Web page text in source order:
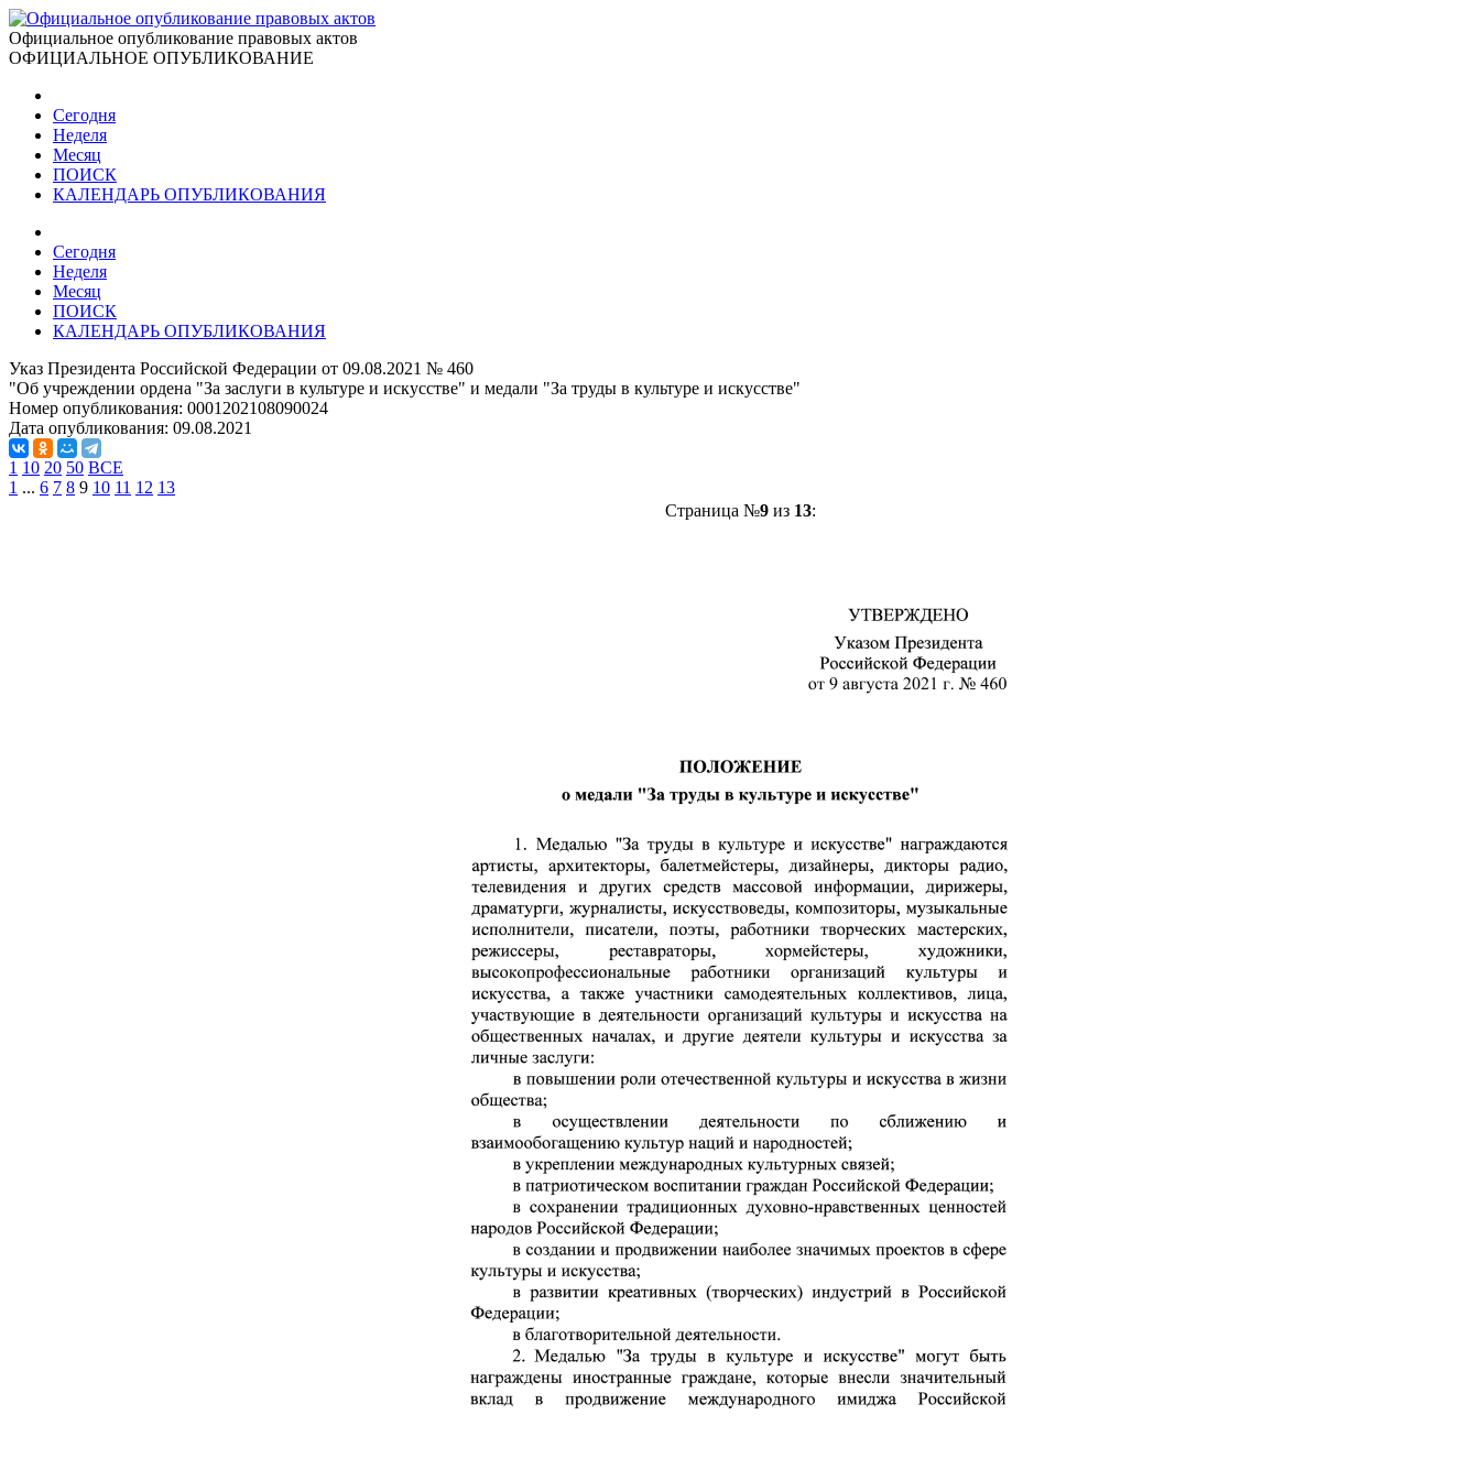
Официальное опубликование правовых актов
ОФИЦИАЛЬНОЕ ОПУБЛИКОВАНИЕ
Сегодня
Неделя
Месяц
ПОИСК
КАЛЕНДАРЬ ОПУБЛИКОВАНИЯ
Сегодня
Неделя
Месяц
ПОИСК
КАЛЕНДАРЬ ОПУБЛИКОВАНИЯ
Указ Президента Российской Федерации от 09.08.2021 № 460
"Об учреждении ордена "За заслуги в культуре и искусстве" и медали "За труды в культуре и искусстве"
Номер опубликования: 0001202108090024
Дата опубликования: 09.08.2021
1 10 20 50 ВСЕ
1 ... 6 7 8 9 10 11 12 13
Страница №9из 13: